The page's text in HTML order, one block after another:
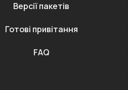
Версії пакетів
Готові привітання
FAQ